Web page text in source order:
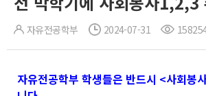
자유전공학부 2024-07-31
자유전공학부 학생들은 반드시 <사회봉